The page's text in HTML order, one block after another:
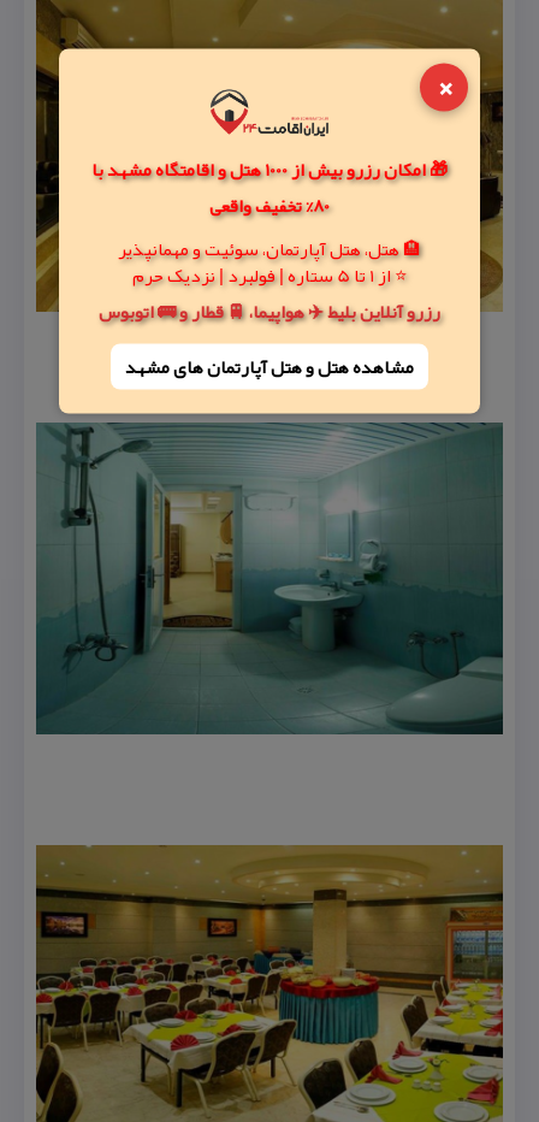
×
🎁 امکان رزرو بیش از 1000 هتل و اقامتگاه مشهد با
80% تخفیف واقعی
🏨 هتل، هتل آپارتمان، سوئیت و مهمانپذیر
⭐ از 1 تا 5 ستاره | فولبرد | نزدیک حرم
رزرو آنلاین بلیط ✈️ هواپیما، 🚆 قطار و 🚌 اتوبوس
مشاهده هتل و هتل‌ آپارتمان های مشهد